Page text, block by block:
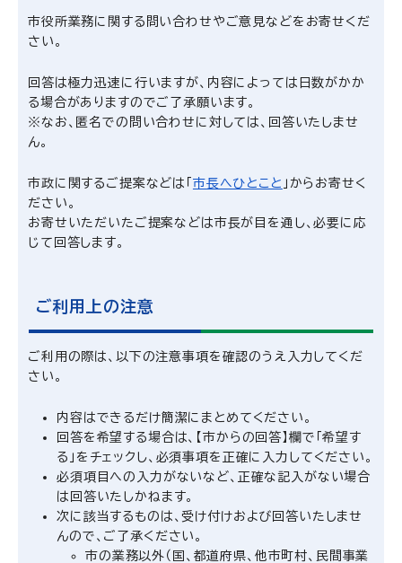
市役所業務に関する問い合わせやご意見などをお寄せくだ
さい。
回答は極力迅速に行いますが、内容によっては日数がかか
る場合がありますのでご了承願います。
※なお、匿名での問い合わせに対しては、回答いたしませ
ん。
市政に関するご提案などは「 市長へひとこと 」からお寄せく
ださい。
お寄せいただいたご提案などは市長が目を通し、必要に応
じて回答します。
ご利用上の注意
ご利用の際は、以下の注意事項を確認のうえ入力してくだ
さい。
内容はできるだけ簡潔にまとめてください。
回答を希望する場合は、【市からの回答】欄で「希望す
る」をチェックし、必須事項を正確に入力してください。
必須項目への入力がないなど、正確な記入がない場合
は回答いたしかねます。
次に該当するものは、受け付けおよび回答いたしませ
んので、ご了承ください。
市の業務以外（国、都道府県、他市町村、民間事業